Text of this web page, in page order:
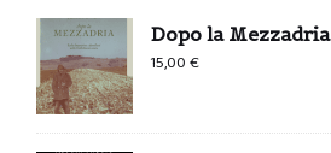
Dopo la Mezzadria
15,00€